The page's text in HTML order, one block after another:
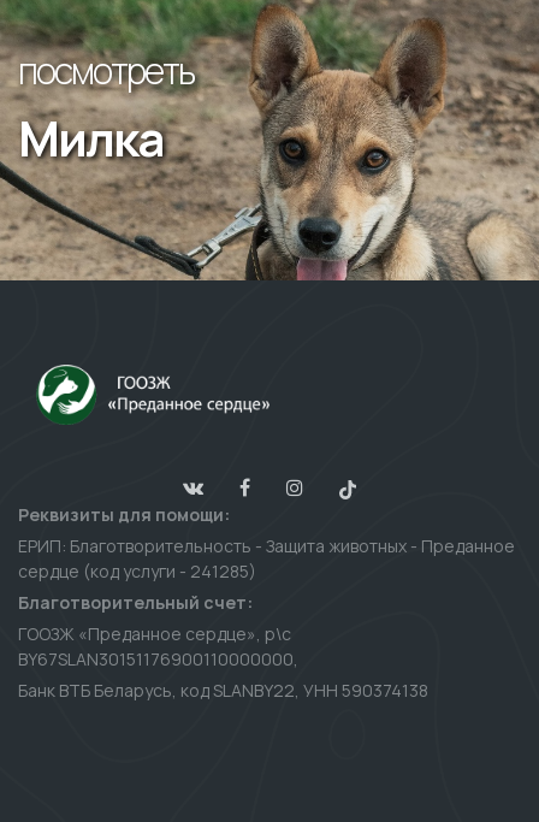
посмотреть
Милка
Реквизиты для помощи:
ЕРИП: Благотворительность - Защита животных - Преданное
сердце (код услуги - 241285)
Благотворительный счет:
ГООЗЖ «Преданное сердце», р\с
BY67SLAN30151176900110000000,
Банк ВТБ Беларусь, код SLANBY22, УНН 590374138